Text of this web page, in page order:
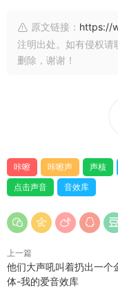
原文链接： https://
注明出处。如有侵权
删除，谢谢！
咔嚓 咔嚓声 声核
点击声音
音效库
上一篇
他们大声吼叫着扔出一个
体-我的爱音效库